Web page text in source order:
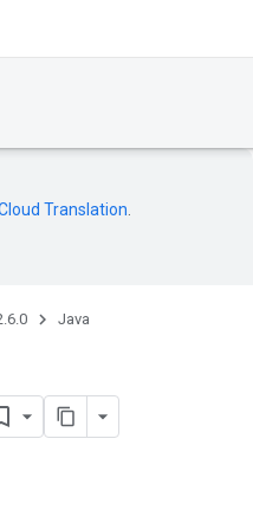
Translation
Java